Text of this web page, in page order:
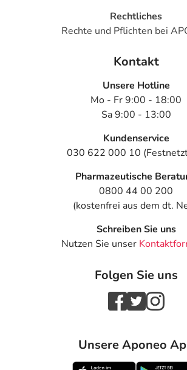
Rechtliches
Rechte und Pflichten bei
Kontakt
Unsere Hotline
Mo - Fr 9:00 - 18:00
Sa 9:00 - 13:00
Kundenservice
030 622 000 10
Pharmazeutische
0800 44 00 200
(kostenfrei aus dem dt.
Schreiben Sie uns
Nutzen Sie unser
Folgen Sie uns
Unsere Aponeo